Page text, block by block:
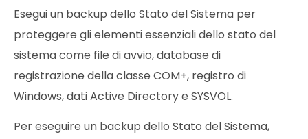
Esegui un backup dello Stato del Sistema per
proteggere gli elementi essenziali dello stato del
sistema come file di avvio, database di
registrazione della classe COM+, registro di
Windows, dati Active Directory e SYSVOL.
Per eseguire un backup dello Stato del Sistema,